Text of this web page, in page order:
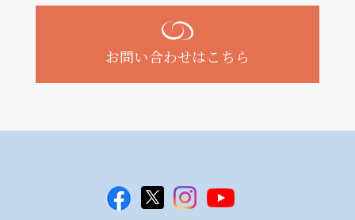
お問い合わせはこちら